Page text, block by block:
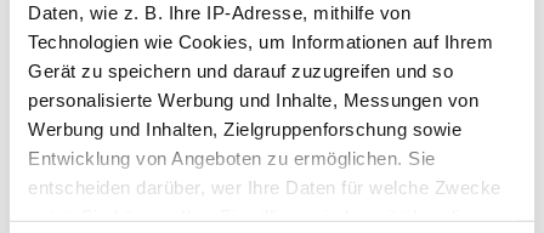
Daten, wie z. B. Ihre IP-Adresse, mithilfe von
Technologien wie Cookies, um Informationen auf Ihrem
Gerät zu speichern und darauf zuzugreifen und so
personalisierte Werbung und Inhalte, Messungen von
Werbung und Inhalten, Zielgruppenforschung sowie
Entwicklung von Angeboten zu ermöglichen. Sie
entscheiden darüber, wer Ihre Daten für welche Zwecke